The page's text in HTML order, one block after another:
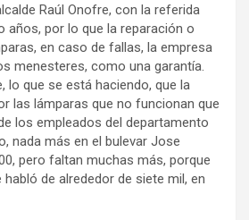
Raúl Onofre, con la referida
años, por lo que la reparación o
en caso de fallas, la empresa
menesteres, como una garantía.
lo que se está haciendo, que la
las lámparas que no funcionan que
los empleados del departamento
nada más en el bulevar Jose
pero faltan muchas más, porque
de alrededor de siete mil, en